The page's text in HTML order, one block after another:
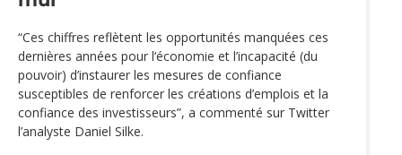
“Ces chiffres reflètent les opportunités manquées ces
dernières années pour l‘économie et l’incapacité (du
pouvoir) d’instaurer les mesures de confiance
susceptibles de renforcer les créations d’emplois et la
confiance des investisseurs”, a commenté sur Twitter
l’analyste Daniel Silke.